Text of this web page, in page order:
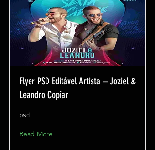
Flyer PSD Editável Artista – Joziel &
Leandro Copiar
psd
Read More